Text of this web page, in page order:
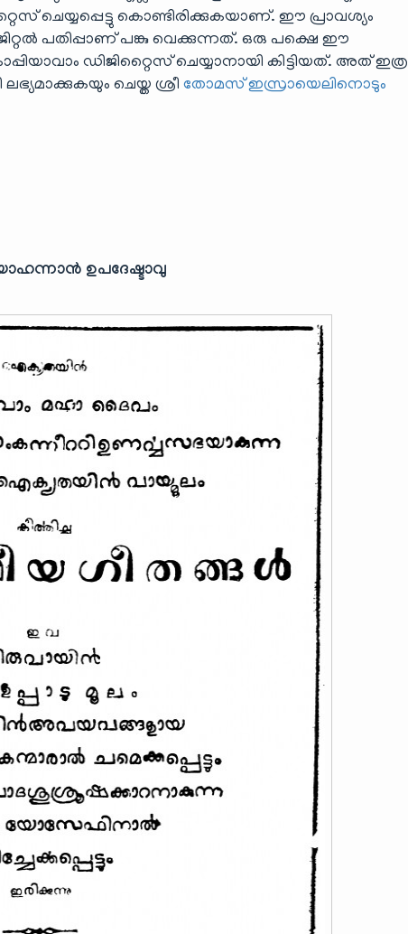
ചെയ്യപ്പെട്ടു കൊണ്ടിരിക്കുകയാണ്. ഈ പ്രാവശ്യം
പതിപ്പാണ് പങ്കു വെക്കുന്നത്. ഒരു പക്ഷെ ഈ
ഡിജിറ്റൈസ് ചെയ്യാനായി കിട്ടിയത്. അത് ഇത്ര
ചെയ്ത ശ്രീതോമസ് ഇസ്രായെലിനൊടും
ഉപദേഷ്ടാവു